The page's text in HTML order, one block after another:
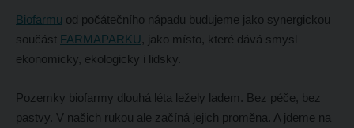
Biofarmu od počátečního nápadu budujeme jako synergickou
součást FARMAPARKU, jako místo, které dává smysl
ekonomicky, ekologicky i lidsky.
Pozemky biofarmy dlouhá léta ležely ladem. Bez péče, bez
pastvy. V našich rukou ale začíná jejich proměna. A jdeme na